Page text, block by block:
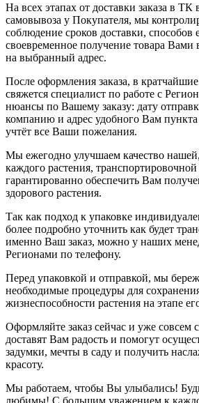
На всех этапах от доставки заказа в
самовывоза у Покупателя, мы
соблюдение сроков доставки, способов
своевременное получение товара Вами
на выбранный адрес.
После оформления заказа, в
свяжется специалист по работе с
нюансы по Вашему заказу: дату
компанию и адрес удобного Вам
учтёт все Ваши пожелания.
Мы ежегодно улучшаем качество
каждого растения,
гарантированно обеспечить Вам
здорового растения.
Так как подход к упаковке
более подробно уточнить как будет
именно Ваш заказ, можно у наших
Регионами по телефону.
Перед упаковкой и отправкой, мы
необходимые процедуры для
жизнеспособности растения на этапе
Оформляйте заказ сейчас и уже совсем
доставят Вам радость и помогут
задумки, мечты в саду и получить
красоту.
Мы работаем, чтобы Вы улыбались!
любимы! С большим уважением к